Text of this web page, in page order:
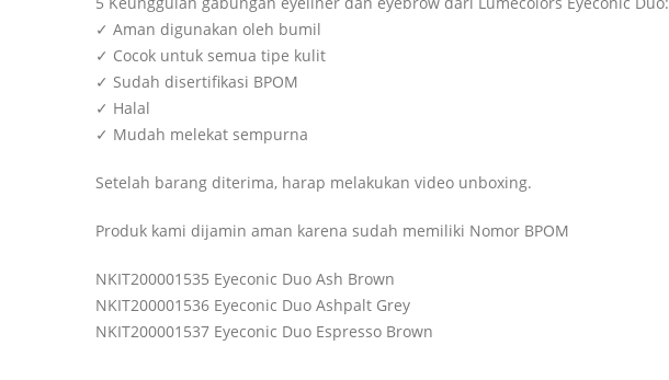
✓ Aman digunakan oleh bumil
✓ Cocok untuk semua tipe kulit
✓ Sudah disertifikasi BPOM
✓ Halal
✓ Mudah melekat sempurna
Setelah barang diterima, harap melakukan video unboxing.
Produk kami dijamin aman karena sudah memiliki Nomor BPOM
NKIT200001535 Eyeconic Duo Ash Brown
NKIT200001536 Eyeconic Duo Ashpalt Grey
NKIT200001537 Eyeconic Duo Espresso Brown